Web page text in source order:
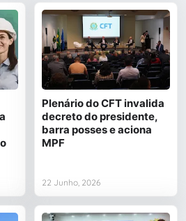
Plenário do CFT invalida
decreto do presidente,
barra posses e aciona
MPF
22 Junho, 2026